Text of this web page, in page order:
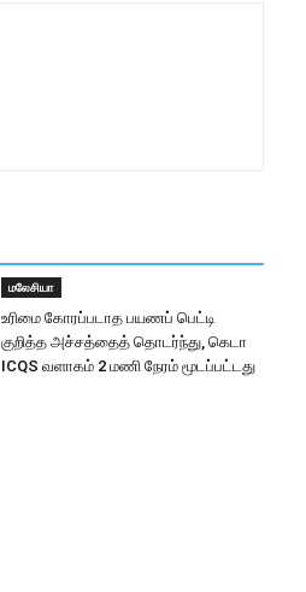
மலேசியா
உரிமை கோரப்படாத பயணப் பெட்டி
குறித்த அச்சத்தைத் தொடர்ந்து, கெடா
ICQS வளாகம் 2 மணி நேரம் மூடப்பட்டது